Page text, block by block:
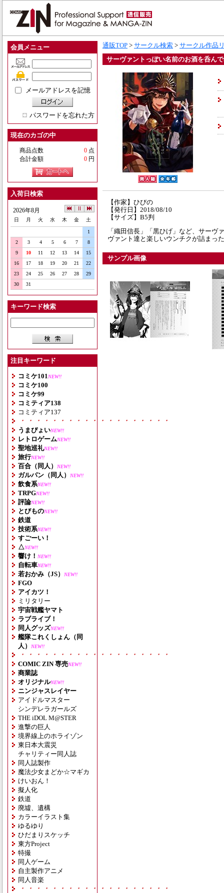
会員メニュー
メールアドレスを記憶
パスワードを忘れた方
現在のカゴの中
商品点数 0 点
合計金額
0 円
入荷日検索
2026年8月
日 月 火 水 木 金 土
1
2
3 4 5 6 7
8
9
10 11 12 13 14
15
16
17 18 19 20 21
22
23
24 25 26 27 28
29
30
31
キーワード検索
注目キーワード
コミケ101 NEW!!
コミケ100
コミケ99
コミティア138
コミティア137
・・・・・・・・・・・・・・・・・・・
うまぴょいNEW!!
レトロゲームNEW!!
聖地巡礼NEW!!
旅行NEW!!
百合（同人） NEW!!
ガルパン（同人） NEW!!
飲食系NEW!!
TRPGNEW!!
評論NEW!!
とびものNEW!!
鉄道
技術系NEW!!
すごーい！
△NEW!!
響け！ NEW!!
自転車NEW!!
若おかみ（JS） NEW!!
FGO
アイカツ！
ミリタリー
宇宙戦艦ヤマト
ラブライブ！
同人グッズNEW!!
艦隊これくしょん（同
人）
NEW!!
・・・・・・・・・・・・・・・・・・・
COMIC ZIN 専売NEW!!
商業誌
オリジナルNEW!!
ニンジャスレイヤー
アイドルマスター
シンデレラガールズ
THE iDOL M@STER
進撃の巨人
境界線上のホライゾン
東日本大震災
チャリティー同人誌
同人誌製作
魔法少女まどか☆マギカ
けいおん！
擬人化
鉄道
廃墟、遺構
カラーイラスト集
ゆるゆり
ひだまりスケッチ
東方Project
特撮
同人ゲーム
自主製作アニメ
同人音楽
・・・・・・・・・・・・・・・・・・・
通販TOP > サークル検索 > サークル作品
サーヴァントっぽい名前のお酒を呑ん
【作家】ひびの
【発行日】2018/08/10
【サイズ】B5判
「織田信長」「黒ひげ」など、サーヴ
ヴァント達と楽しいウンチクが詰まっ
サンプル画像